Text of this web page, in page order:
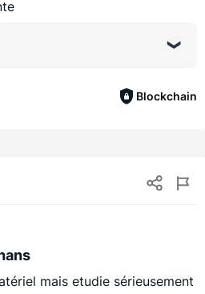
Blockchain
mais etudie sérieusement